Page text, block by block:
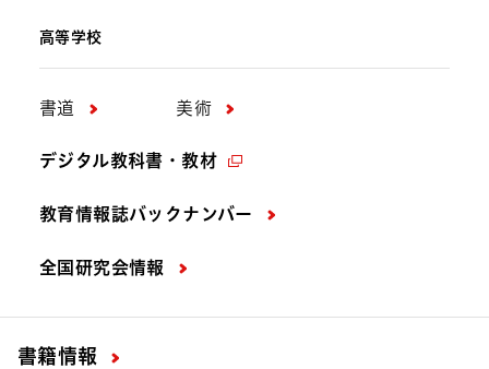
高等学校
書道 美術
デジタル教科書・教材
教育情報誌バックナンバー
全国研究会情報
書籍情報